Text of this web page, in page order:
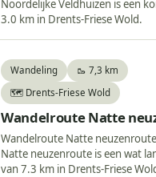
Noordelijke Veldhuizen is een
3.0 km in Drents-Friese Wold.
Wandeling
🥾 7,3 km
🗺️ Drents-Friese Wold
Wandelroute Natte
Wandelroute Natte
Natte neuzenroute is een wat
van 7.3 km in Drents-Friese